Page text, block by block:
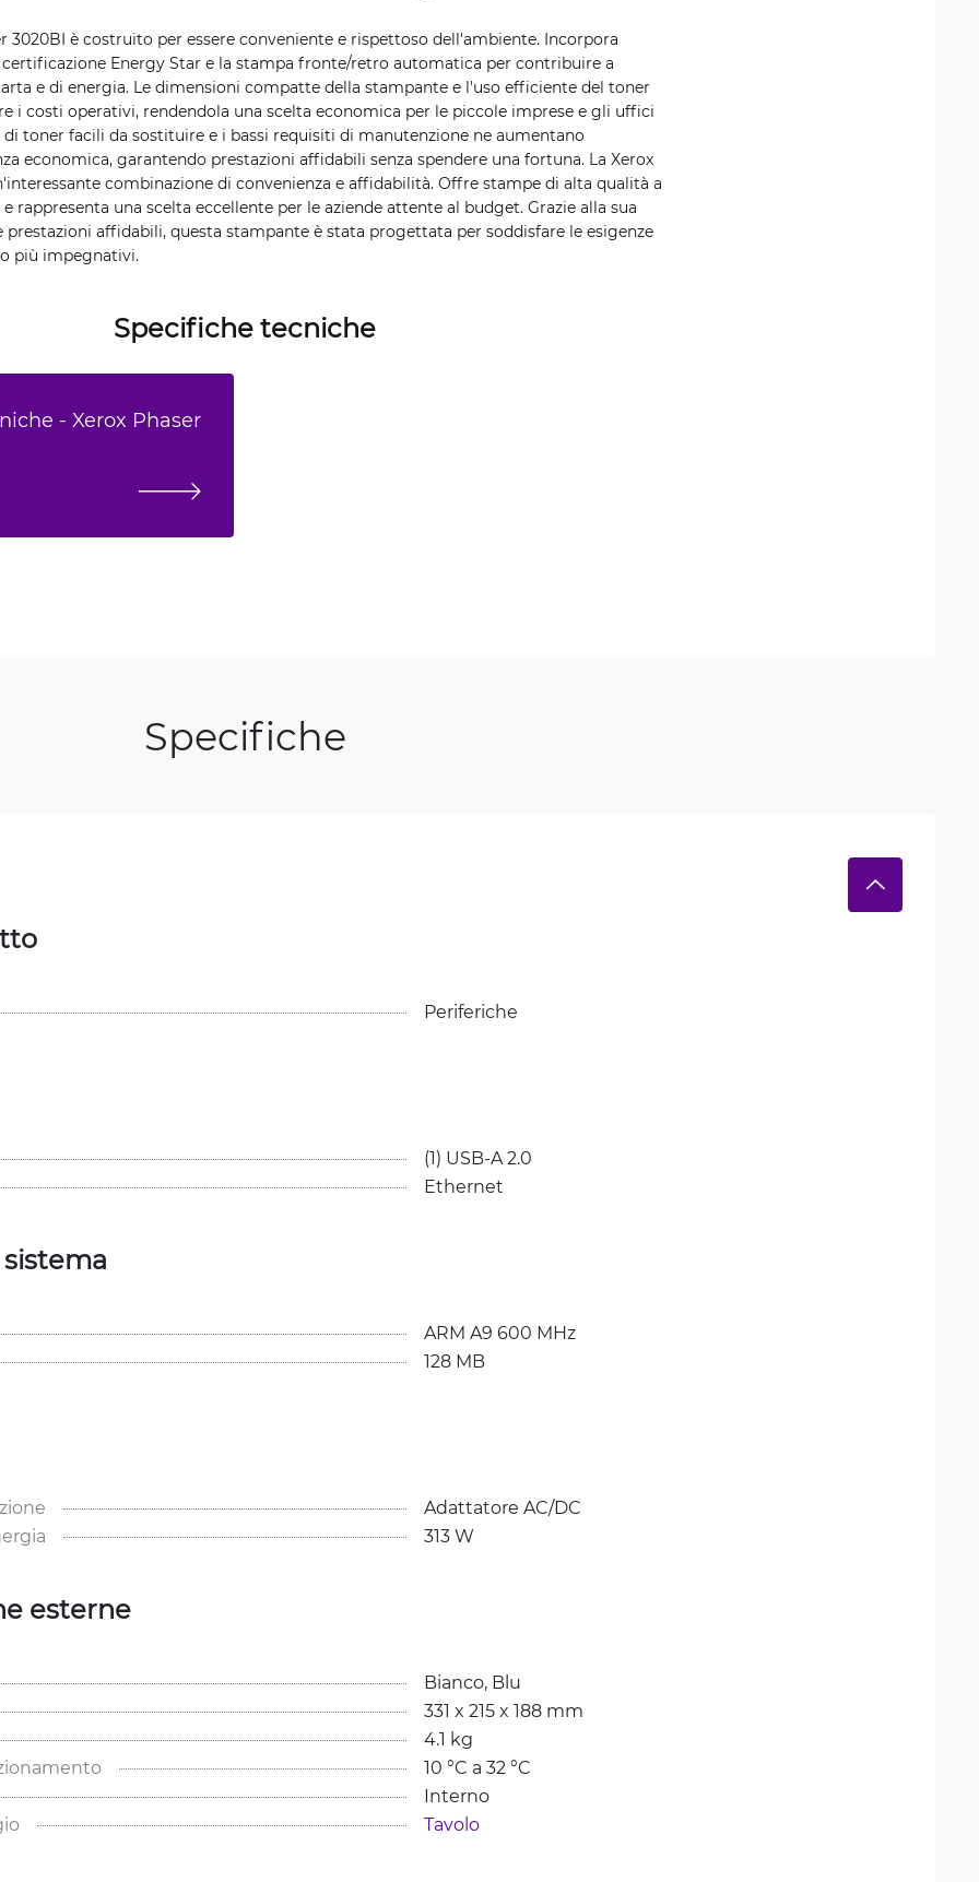
3020BI è costruito per essere conveniente e rispettoso dell'ambiente. Incorpora
Energy Star e la stampa fronte/retro automatica per contribuire a
e di energia. Le dimensioni compatte della stampante e l'uso efficiente del toner
i costi operativi, rendendola una scelta economica per le piccole imprese e gli uffici
toner facili da sostituire e i bassi requisiti di manutenzione ne aumentano
economica, garantendo prestazioni affidabili senza spendere una fortuna. La Xerox
combinazione di convenienza e affidabilità. Offre stampe di alta qualità a
rappresenta una scelta eccellente per le aziende attente al budget. Grazie alla sua
affidabili, questa stampante è stata progettata per soddisfare le esigenze
più impegnativi.
Specifiche tecniche
- Xerox Phaser
Specifiche
Periferiche
(1) USB-A 2.0
Ethernet
ARM A9 600 MHz
128 MB
Adattatore AC/DC
313 W
esterne
Bianco, Blu
331 x 215 x 188 mm
4.1 kg
10 °C a 32 °C
Interno
Tavolo